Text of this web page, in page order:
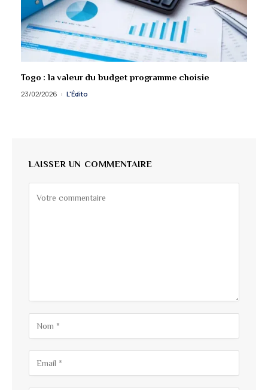
Togo : la valeur du budget programme choisie
23/02/2026 L'Édito
LAISSER UN COMMENTAIRE